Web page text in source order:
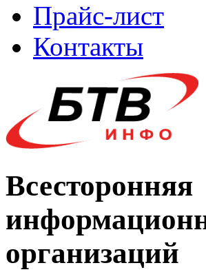
Прайс-лист
Контакты
Всесторонняя
организаций